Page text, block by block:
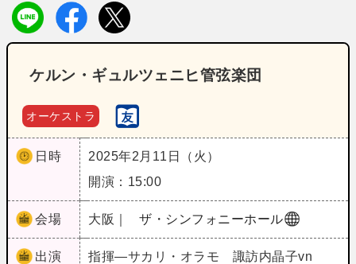
ケルン・ギュルツェニヒ管弦楽団
オーケストラ
日時
2025年2月11日（火）
開演：15:00
会場 大阪｜ ザ・シンフォニーホール
出演 指揮―サカリ・オラモ 諏訪内晶子vn